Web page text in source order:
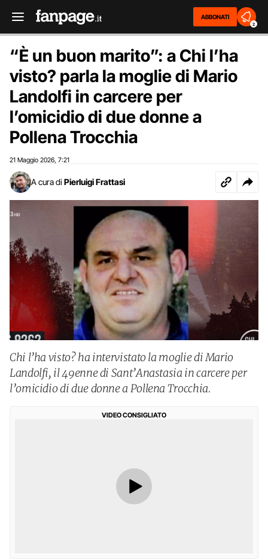
ABBONATI
2
“È un buon marito”: a Chi l’ha
visto? parla la moglie di Mario
Landolfi in carcere per
l’omicidio di due donne a
Pollena Trocchia
21 Maggio 2026 7:21
A cura di Pierluigi Frattasi
Chi l’ha visto? ha intervistato la moglie di Mario
Landolfi, il 49enne di Sant’Anastasia in carcere per
l’omicidio di due donne a Pollena Trocchia.
VIDEO CONSIGLIATO